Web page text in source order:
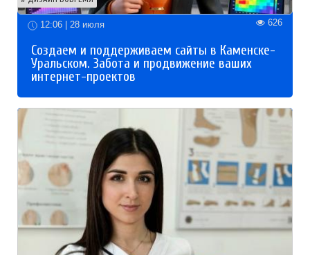
12:06 | 28 июля 626
Создаем и поддерживаем сайты в Каменске-
Уральском. Забота и продвижение ваших
интернет-проектов